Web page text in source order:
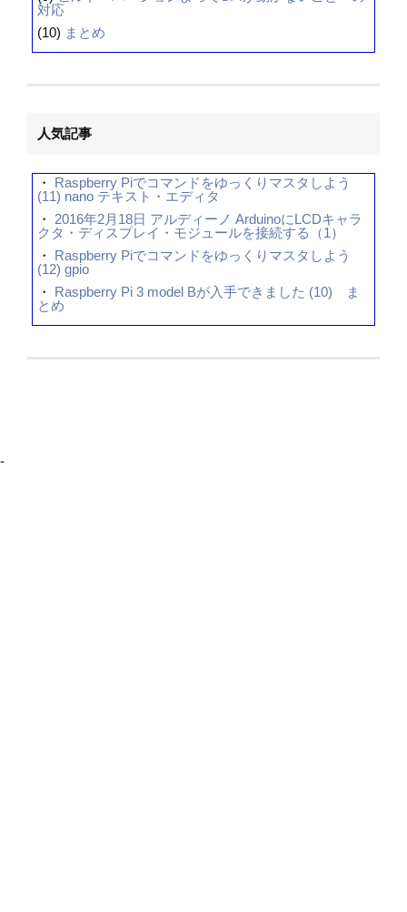
対応
(10) まとめ
人気記事
・
Raspberry Piでコマンドをゆっくりマスタしよう
(11) nano テキスト・エディタ
・ 2016年2月18日 アルディーノ ArduinoにLCDキャラ
クタ・ディスプレイ・モジュールを接続する（1）
・
Raspberry Piでコマンドをゆっくりマスタしよう
(12) gpio
・
Raspberry Pi 3 model Bが入手できました (10) ま
とめ
-